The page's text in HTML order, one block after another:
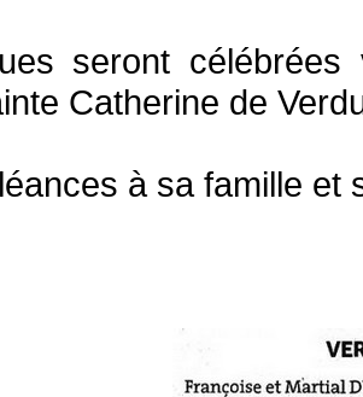
seront célébrées
Catherine de
à sa famille et